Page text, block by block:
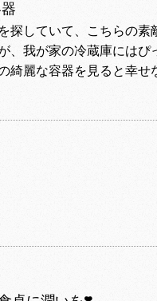
探していて、こちらの
、我が家の冷蔵庫には
綺麗な容器を見ると幸